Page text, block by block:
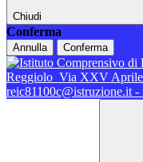
Chiudi
Conferma
Annulla Conferma
Reggiolo Via XXV Aprile
reic81100c@istruzione.it